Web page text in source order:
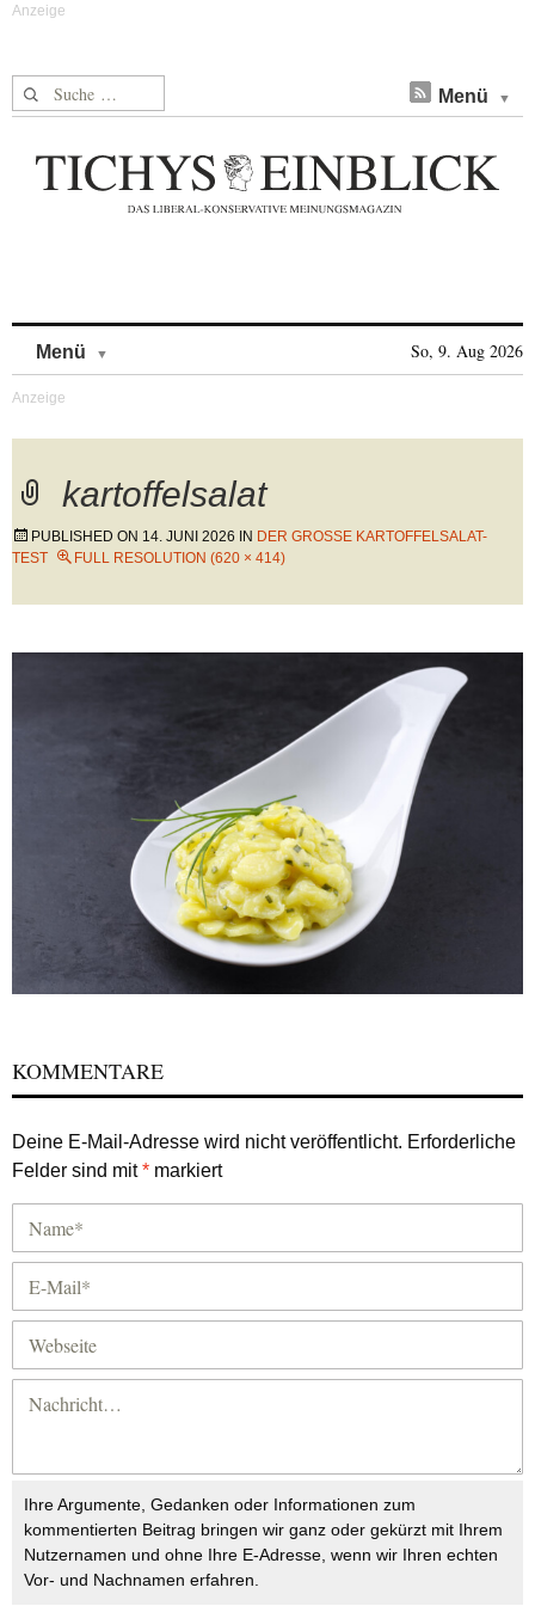
Suche nach: Menü
Menü So, 9. Aug 2026
kartoffelsalat
PUBLISHED ON 14. JUNI 2026 IN DER GROSSE KARTOFFELSALAT-T
EST
FULL RESOLUTION (620 × 414)
KOMMENTARE
Deine E-Mail-Adresse wird nicht veröffentlicht. Erforderliche
Felder sind mit* markiert
Ihre Argumente, Gedanken oder Informationen zum
kommentierten Beitrag bringen wir ganz oder gekürzt mit Ihrem
Nutzernamen und ohne Ihre E-Adresse, wenn wir Ihren echten
Vor- und Nachnamen erfahren.